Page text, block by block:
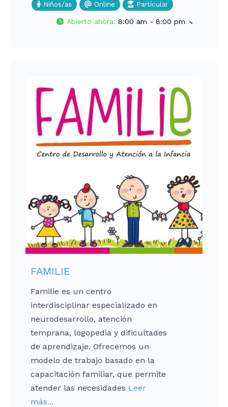
Niños/as
Online Particular
Abierto ahora: 8:00 am - 8:00 pm
FAMILIE
Familie es un centro
interdisciplinar especializado en
neurodesarrollo, atención
temprana, logopedia y dificultades
de aprendizaje. Ofrecemos un
modelo de trabajo basado en la
capacitación familiar, que permite
atender las necesidades Leer
más...